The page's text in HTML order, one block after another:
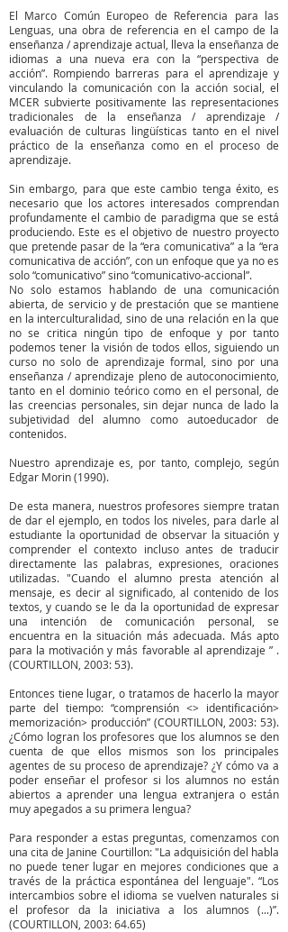
El Marco Común Europeo de Referencia para las
Lenguas, una obra de referencia en el campo de la
enseñanza / aprendizaje actual, lleva la enseñanza de
idiomas a una nueva era con la “perspectiva de
acción”. Rompiendo barreras para el aprendizaje y
vinculando la comunicación con la acción social, el
MCER subvierte positivamente las representaciones
tradicionales de la enseñanza / aprendizaje /
evaluación de culturas lingüísticas tanto en el nivel
práctico de la enseñanza como en el proceso de
aprendizaje.
Sin embargo, para que este cambio tenga éxito, es
necesario que los actores interesados ​​comprendan
profundamente el cambio de paradigma que se está
produciendo. Este es el objetivo de nuestro proyecto
que pretende pasar de la “era comunicativa” a la “era
comunicativa de acción”, con un enfoque que ya no es
solo “comunicativo” sino “comunicativo-accional”.
No solo estamos hablando de una comunicación
abierta, de servicio y de prestación que se mantiene
en la interculturalidad, sino de una relación en la que
no se critica ningún tipo de enfoque y por tanto
podemos tener la visión de todos ellos, siguiendo un
curso no solo de aprendizaje formal, sino por una
enseñanza / aprendizaje pleno de autoconocimiento,
tanto en el dominio teórico como en el personal, de
las creencias personales, sin dejar nunca de lado la
subjetividad del alumno como autoeducador de
contenidos.
Nuestro aprendizaje es, por tanto, complejo, según
Edgar Morin (1990).
De esta manera, nuestros profesores siempre tratan
de dar el ejemplo, en todos los niveles, para darle al
estudiante la oportunidad de observar la situación y
comprender el contexto incluso antes de traducir
directamente las palabras, expresiones, oraciones
utilizadas. "Cuando el alumno presta atención al
mensaje, es decir al significado, al contenido de los
textos, y cuando se le da la oportunidad de expresar
una intención de comunicación personal, se
encuentra en la situación más adecuada. Más apto
para la motivación y más favorable al aprendizaje ” .
(COURTILLON, 2003: 53).
Entonces tiene lugar, o tratamos de hacerlo la mayor
parte del tiempo: “comprensión <> identificación>
memorización> producción” (COURTILLON, 2003: 53).
¿Cómo logran los profesores que los alumnos se den
cuenta de que ellos mismos son los principales
agentes de su proceso de aprendizaje? ¿Y cómo va a
poder enseñar el profesor si los alumnos no están
abiertos a aprender una lengua extranjera o están
muy apegados a su primera lengua?
Para responder a estas preguntas, comenzamos con
una cita de Janine Courtillon: "La adquisición del habla
no puede tener lugar en mejores condiciones que a
través de la práctica espontánea del lenguaje". “Los
intercambios sobre el idioma se vuelven naturales si
el profesor da la iniciativa a los alumnos (...)”.
(COURTILLON, 2003: 64.65)